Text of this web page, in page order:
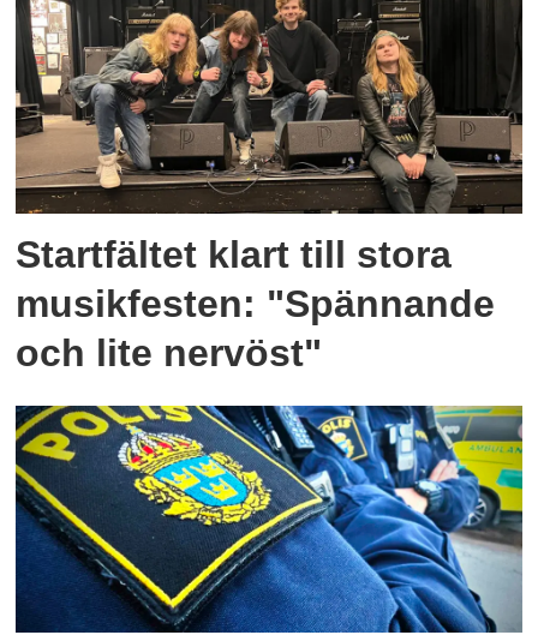
Startfältet klart till stora
musikfesten: "Spännande
och lite nervöst"